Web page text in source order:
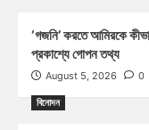
‘গজনি’ করতে আমিরকে
প্রকাশ্যে গোপন তথ্য
August 5, 2026 0
বিনোদন